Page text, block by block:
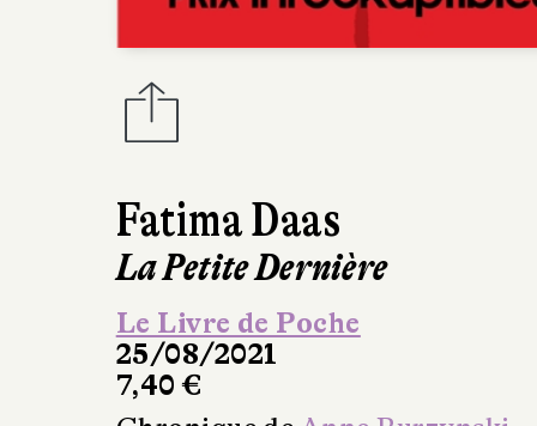
Fatima Daas
La Petite Dernière
Le Livre de Poche
25/08/2021
7,40 €